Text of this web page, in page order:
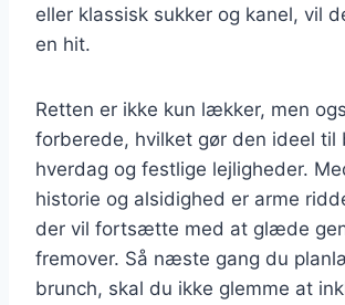
eller klassisk sukker og kanel, vil
en hit.
Retten er ikke kun lækker, men
forberede, hvilket gør den ideel til
hverdag og festlige lejligheder.
historie og alsidighed er arme
der vil fortsætte med at glæde
fremover. Så næste gang du
brunch, skal du ikke glemme at